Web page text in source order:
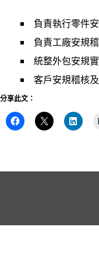
負責執行零件
負責工廠安規
統整外包安規
客戶安規稽核
分享此文：